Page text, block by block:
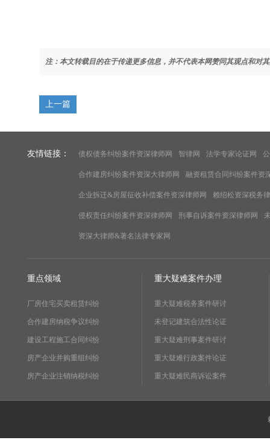
注：本文转载目的在于传递更多信息，并不代表本网赞同其观点和对
上一篇
友情链接： 债权债务纠纷案件资深律师网 智律网 法学专家论证网
合作建房纠纷案件资深大律师网 融资租赁合同纠纷案件资
企业拆迁&房屋征收补偿案件资深律师网 赖绍松资深税务
侵权责任纠纷案件资深律师网 刑事自诉案件资深律师网
资深大律师&著名法律专家网
重点领域
厂房住宅买卖租赁纠纷
合作建房纳税争议纠纷
建设工程施工合同纠纷
房产企业并购重组纠纷
房产企业注销纳税纠纷
重大疑难案件办理
重大疑难税务案件研讨
未登记建筑合法性论证
重大疑难刑事案件研讨
重大疑难行政案件论证
重大疑难民商诉讼案件